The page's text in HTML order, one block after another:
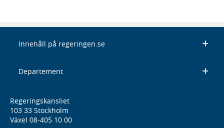
Innehåll på regeringen.se
Departement
Regeringskansliet
103 33 Stockholm
Växel 08-405 10 00